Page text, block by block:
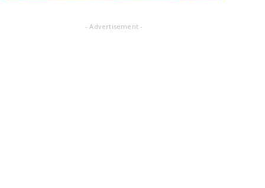
- Advertisement -